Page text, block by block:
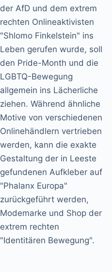
der AfD und dem extrem
rechten Onlineaktivisten
"Shlomo Finkelstein" ins
Leben gerufen wurde, soll
den Pride-Month und die
LGBTQ-Bewegung
allgemein ins Lächerliche
ziehen. Während ähnliche
Motive von verschiedenen
Onlinehändlern vertrieben
werden, kann die exakte
Gestaltung der in Leeste
gefundenen Aufkleber auf
"Phalanx Europa"
zurückgeführt werden,
Modemarke und Shop der
extrem rechten
"Identitären Bewegung".